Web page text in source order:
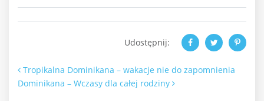
Udostępnij:
Nawigacja po artykułach
Tropikalna Dominikana – wakacje nie do zapomnienia
Dominikana – Wczasy dla całej rodziny